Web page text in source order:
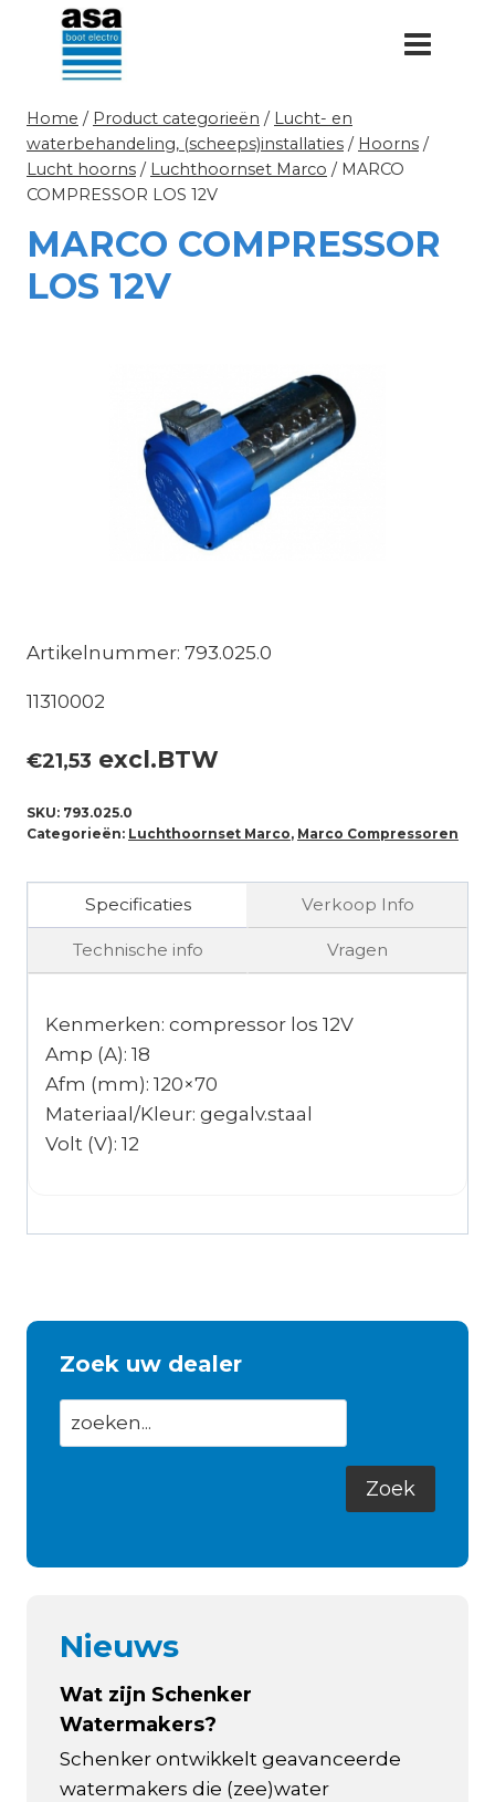
Doorgaan
inhoud
Home / Product categorieën / Lucht- en
waterbehandeling, (scheeps)installaties / Hoorns /
Lucht hoorns / Luchthoornset Marco / MARCO
COMPRESSOR LOS 12V
MARCO COMPRESSOR
LOS 12V
Artikelnummer: 793.025.0
11310002
€21,53 excl.BTW
SKU: 793.025.0
Categorieën: Luchthoornset Marco, Marco Compressoren
Specificaties Verkoop Info
Technische info Vragen
Kenmerken: compressor los 12V
Amp (A): 18
Afm (mm): 120×70
Materiaal/Kleur: gegalv.staal
Volt (V): 12
Zoek uw dealer
Nieuws
Wat zijn Schenker
Watermakers?
Schenker ontwikkelt geavanceerde
watermakers die (zee)water